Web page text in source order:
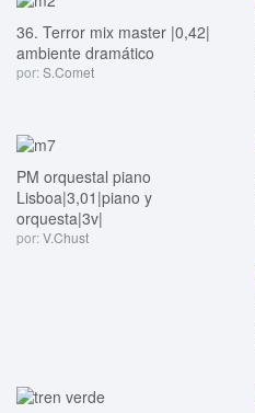
36. Terror mix master |0,42|
ambiente dramático
por:S.Comet
PM orquestal piano
Lisboa|3,01|piano y
orquesta|3v|
por:V.Chust